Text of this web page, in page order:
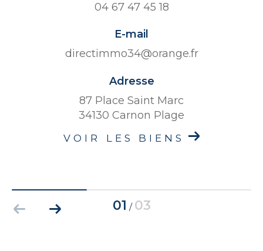
04 67 47 45 18
E-mail
directimmo34@orange.fr
Adresse
87 Place Saint Marc
34130 Carnon Plage
VOIR LES BIENS
01 / 03